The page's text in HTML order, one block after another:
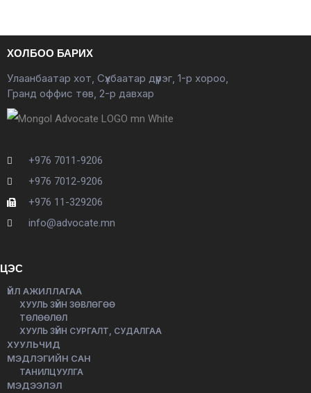
ХОЛБОО БАРИХ
Улаанбаатар хот, Сүхбаатар дүүрэг, 1-р хороо,
Гранд оффис төв, 2-р давхар
+976 7011-9206
+976 7012-9206
+976 11-329206
info@advocate.mn
ЦЭС
ҮЙЛ АЖИЛЛАГАА
ХУУЛЬ ЗҮЙН ЗӨВЛӨГӨӨ
ТӨЛӨӨЛӨЛ
ХУУЛЬ ЗҮЙН СУРГАЛТ, СУДАЛГАА
ХУУЛЬЧИД
МЭДЛЭГИЙН САН
ТАНИЛЦУУЛГА
МЭДЭЭЛЭЛ